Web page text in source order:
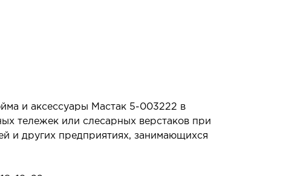
и аксессуары Мастак 5-003222 в
тележек или слесарных верстаков при
и других предприятиях, занимающихся